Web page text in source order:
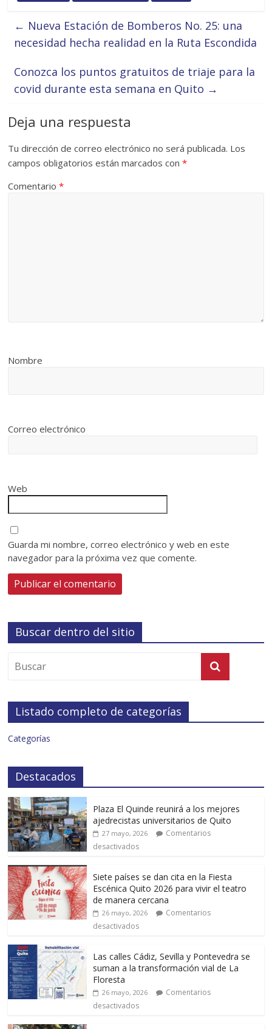
← Nueva Estación de Bomberos No. 25: una
necesidad hecha realidad en la Ruta Escondida
Conozca los puntos gratuitos de triaje para la
covid durante esta semana en Quito →
Deja una respuesta
Tu dirección de correo electrónico no será publicada. Los
campos obligatorios están marcados con*
Comentario*
Nombre
Correo electrónico
Web
Guarda mi nombre, correo electrónico y web en este
navegador para la próxima vez que comente.
Buscar dentro del sitio
Listado completo de categorías
Categorías
Destacados
Plaza El Quinde reunirá a los mejores
ajedrecistas universitarios de Quito
27 mayo, 2026
Comentarios
desactivados
Siete países se dan cita en la Fiesta
Escénica Quito 2026 para vivir el teatro
de manera cercana
26 mayo, 2026
Comentarios
desactivados
Las calles Cádiz, Sevilla y Pontevedra se
suman a la transformación vial de La
Floresta
26 mayo, 2026
Comentarios
desactivados